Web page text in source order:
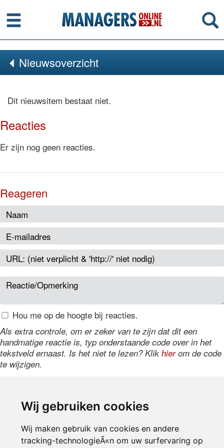
Wij gebruiken cookies
Wij maken gebruik van cookies en andere
tracking-technologieÃ«n om uw surfervaring op
Menu
Nieuwsoverzicht
Dit nieuwsitem bestaat niet.
Reacties
Er zijn nog geen reacties.
Reageren
Hou me op de hoogte bij reacties.
Als extra controle, om er zeker van te zijn dat dit een
handmatige reactie is, typ onderstaande code over in het
tekstveld ernaast. Is het niet te lezen? Klik hierom de code
te wijzigen.